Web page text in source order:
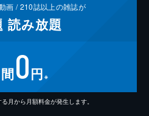
画 /210誌以上の雑誌が
読み放題
0円 ※
月から月額料金が発生します。